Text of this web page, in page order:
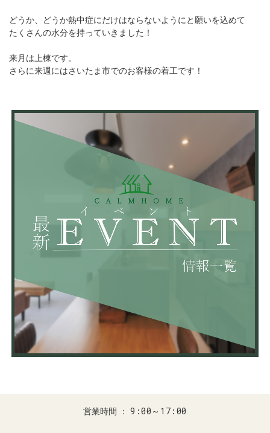
どうか、どうか熱中症にだけはならないようにと願いを込めて
たくさんの水分を持っていきました！
来月は上棟です。
さらに来週にはさいたま市でのお客様の着工です！
営業時間 9:00～17:00